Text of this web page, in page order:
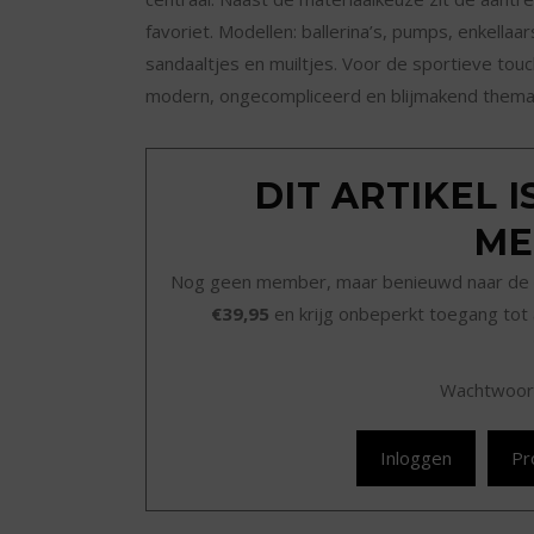
favoriet. Modellen: ballerina’s, pumps,
sandaaltjes en muiltjes. Voor de sportieve
modern, ongecompliceerd en blijmakend
DIT ARTIKEL
Nog geen member, maar benieuwd naar
€39,95 en krijg onbeperkt toegang tot
Inloggen